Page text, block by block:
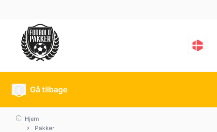
Rangers vs St. Mirren
Gå tilbage
Hjem
Pakker